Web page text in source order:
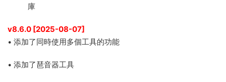
庫
v8.6.0 [2025-08-07]
• 添加了同時使用多個工具的功能
• 添加了琶音器工具